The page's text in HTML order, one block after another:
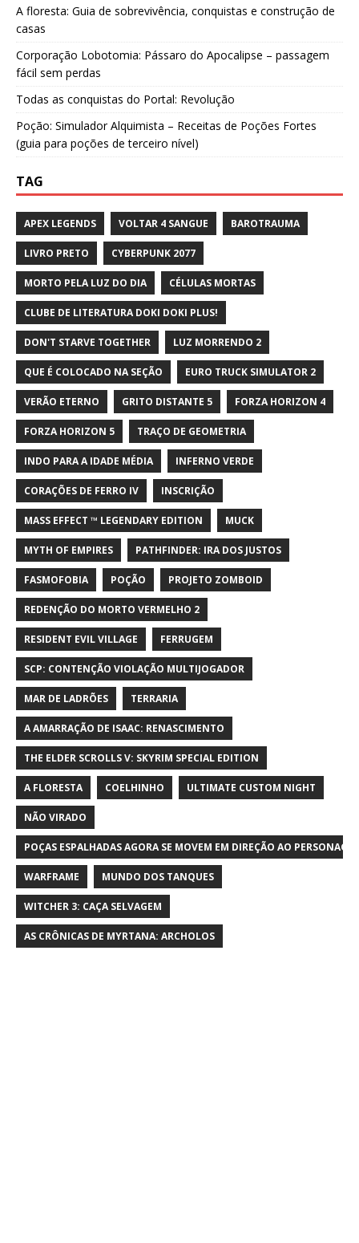
A floresta: Guia de sobrevivência, conquistas e construção de
casas
Corporação Lobotomia: Pássaro do Apocalipse – passagem
fácil sem perdas
Todas as conquistas do Portal: Revolução
Poção: Simulador Alquimista – Receitas de Poções Fortes
(guia para poções de terceiro nível)
TAG
APEX LEGENDS VOLTAR 4 SANGUE BAROTRAUMA
LIVRO PRETO CYBERPUNK 2077
MORTO PELA LUZ DO DIA CÉLULAS MORTAS
CLUBE DE LITERATURA DOKI DOKI PLUS!
DON'T STARVE TOGETHER LUZ MORRENDO 2
QUE É COLOCADO NA SEÇÃO EURO TRUCK SIMULATOR 2
VERÃO ETERNO GRITO DISTANTE 5 FORZA HORIZON 4
FORZA HORIZON 5 TRAÇO DE GEOMETRIA
INDO PARA A IDADE MÉDIA INFERNO VERDE
CORAÇÕES DE FERRO IV INSCRIÇÃO
MASS EFFECT ™ LEGENDARY EDITION MUCK
MYTH OF EMPIRES PATHFINDER: IRA DOS JUSTOS
FASMOFOBIA POÇÃO PROJETO ZOMBOID
REDENÇÃO DO MORTO VERMELHO 2
RESIDENT EVIL VILLAGE FERRUGEM
SCP: CONTENÇÃO VIOLAÇÃO MULTIJOGADOR
MAR DE LADRÕES TERRARIA
A AMARRAÇÃO DE ISAAC: RENASCIMENTO
THE ELDER SCROLLS V: SKYRIM SPECIAL EDITION
A FLORESTA COELHINHO ULTIMATE CUSTOM NIGHT
NÃO VIRADO
POÇAS ESPALHADAS AGORA SE MOVEM EM DIREÇÃO AO
WARFRAME MUNDO DOS TANQUES
WITCHER 3: CAÇA SELVAGEM
AS CRÔNICAS DE MYRTANA: ARCHOLOS